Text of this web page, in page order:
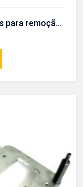
CR 646 – Jogo de dispositivos para remoção e colocação da bucha